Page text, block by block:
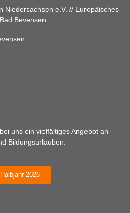
Niedersachsen e.V. // Europäisches
Bevensen
uns ein vielfältiges Angebot an
Bildungsurlauben.
2026